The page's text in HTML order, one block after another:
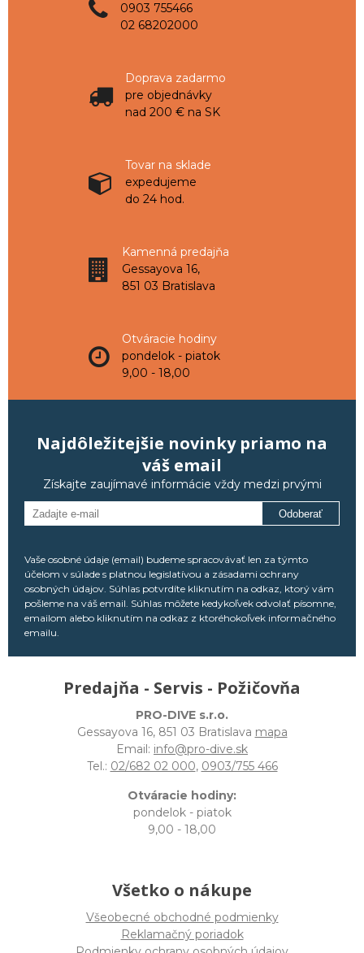
0903 755466
02 68202000
Doprava zadarmo
pre objednávky
nad 200 € na SK
Tovar na sklade
expedujeme
do 24 hod.
Kamenná predajňa
Gessayova 16,
851 03 Bratislava
Otváracie hodiny
pondelok - piatok
9,00 - 18,00
Najdôležitejšie novinky priamo na
váš email
Získajte zaujímavé informácie vždy medzi prvými
Odoberať
Vaše osobné údaje (email) budeme spracovávať len za týmto
účelom v súlade s platnou legislatívou a zásadami ochrany
osobných údajov. Súhlas potvrdíte kliknutím na odkaz, ktorý vám
pošleme na váš email. Súhlas môžete kedykoľvek odvolať písomne,
emailom alebo kliknutím na odkaz z ktoréhokoľvek informačného
emailu.
Predajňa - Servis - Požičovňa
PRO-DIVE s.r.o.
Gessayova 16, 851 03 Bratislava mapa
Email: info@pro-dive.sk
Tel.: 02/682 02 000, 0903/755 466
Otváracie hodiny:
pondelok - piatok
9,00 - 18,00
Všetko o nákupe
Všeobecné obchodné podmienky
Reklamačný poriadok